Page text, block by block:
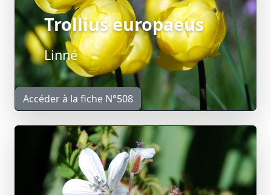
Trollius europaeus
Linné
Accéder à la fiche N°508